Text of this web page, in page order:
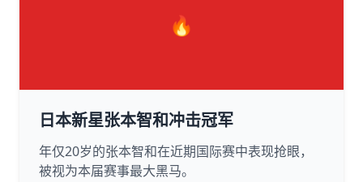
🔥
日本新星张本智和冲击冠军
年仅20岁的张本智和在近期国际赛中表现抢眼，
被视为本届赛事最大黑马。